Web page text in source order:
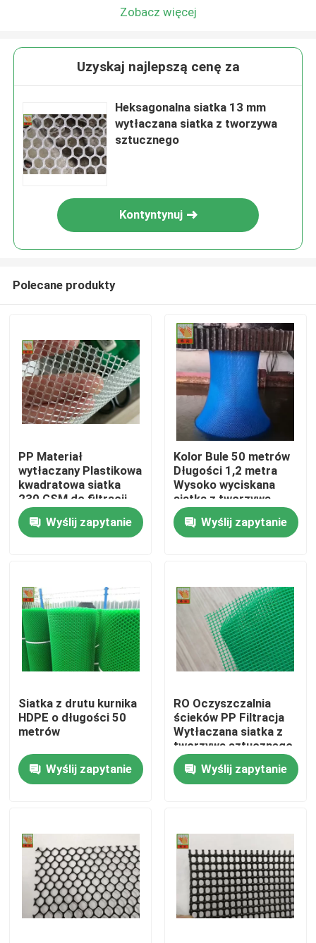
Dom
Łączność
Produkty
Ekstrudowana siatka z tworzywa sztucznego
Siatka ogrodowa
Siatki akwakultury
Siatki przemysłowe z tworzyw sztucznych
Zobacz więcej
Uzyskaj najlepszą cenę za
Heksagonalna siatka 13 mm
wytłaczana siatka z tworzywa
sztucznego
Kontyntynuj
Polecane produkty
PP Materiał
wytłaczany Plastikowa
kwadratowa siatka
230 GSM do filtracji
wody / cieczy
Wyślij zapytanie
Kolor Bule 50 metrów
Długości 1,2 metra
Wysoko wyciskana
siatka z tworzywa
sztucznego
Wyślij zapytanie
Siatka z drutu kurnika
HDPE o długości 50
metrów
Wyślij zapytanie
RO Oczyszczalnia
ścieków PP Filtracja
Wytłaczana siatka z
tworzywa sztucznego
Wyślij zapytanie